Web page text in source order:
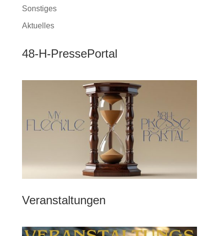
Sonstiges
Aktuelles
48-H-PressePortal
Veranstaltungen